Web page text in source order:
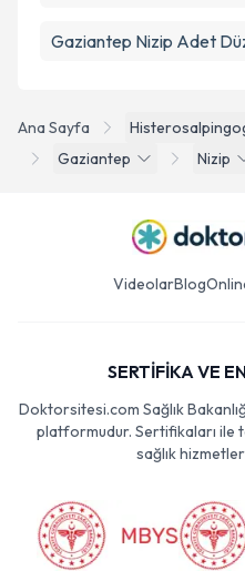
Ana Sayfa
Gaziantep
Nizip
Gaziantep Nizip Adet
VideolarBlog
SERTİFİKA VE
Doktorsitesi.com Sağlık
platformudur. Sertifikaları ile
sağlık